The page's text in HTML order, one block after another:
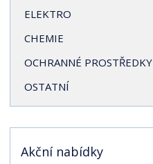
ELEKTRO
CHEMIE
OCHRANNÉ PROSTŘEDKY
OSTATNÍ
Akční nabídky